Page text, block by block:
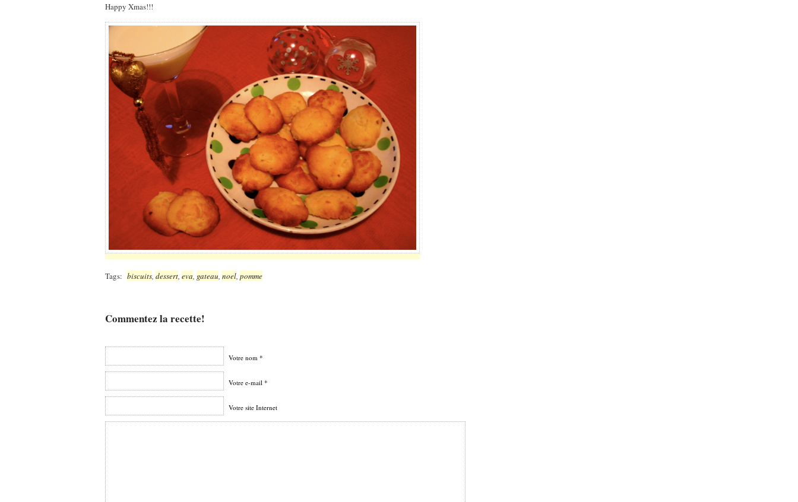
Happy Xmas!!!
Tags: biscuits, dessert, eva, gateau, noel, pomme
Commentez la recette!
Votre nom *
Votre e-mail *
Votre site Internet